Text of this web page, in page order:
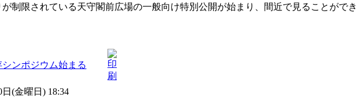
が制限されている天守閣前広場の一般向け特別公開が始まり、間近で見ることができ
ンポジウム始まる
日(金曜日) 18:34